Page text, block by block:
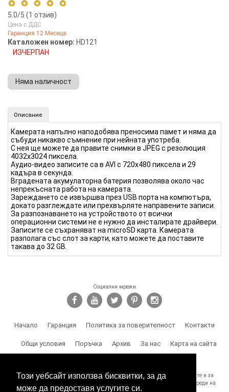
Този уебсайт използва бисквитки, за да
може да предоставя услугите си.
5.0/5 (1 отзив)
5 stars
100%
4 stars
2 stars
Цена с ДДС
Гаранция 12 Месеца.
Каталожен номер: HD121
ИЗЧЕРПАН
Няма наличност
Описание
Камерата напълно наподобява преносима памет и няма да
събуди никакво съмнение при нейната употреба.
С нея ще можете да правите снимки в JPEG с резолюция
4032х3024 пиксела.
Аудио-видео записите са в AVI с 720х480 пиксела и 29
кадъра в секунда.
Вградената акумулаторна батерия позволява около час
непрекъсната работа на камерата.
Зареждането се извършва през USB порта на компютъра,
докато разглеждате или прехвърляте направените записи.
За разпознаването на устройството от всички
операционни системи не е нужно да инсталирате драйвери.
Записите се съхраняват на microSD карта. Камерата
разполага със слот за карти, като можете да поставите
такава до 32 GB.
Социални мрежи
Начало Гаранция Политика за поверителност Контакти
Общи условия Поръчка Архив За нас Карта на сайта
SPY.BG Ви напомня, че носите отговорност за използването на продуктите и за
спазване на законите, както и за злоумишлени и незаконни действия, вреди на